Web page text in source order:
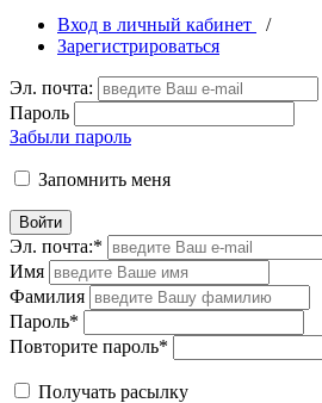
Вход в личный кабинет
/
Зарегистрироваться
Эл. почта:
Пароль
Забыли пароль
Запомнить меня
Войти
Эл. почта:*
Имя
Фамилия
Пароль*
Повторите пароль*
Получать расылку